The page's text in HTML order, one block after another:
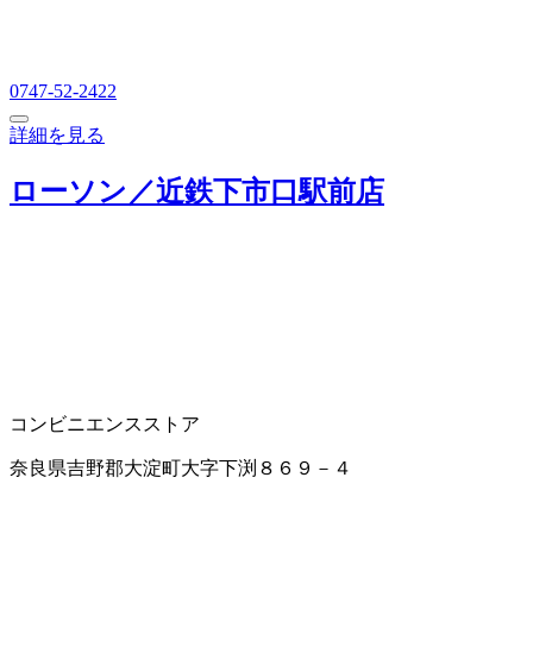
0747-52-2422
詳細を見る
ローソン／近鉄下市口駅前店
コンビニエンスストア
奈良県吉野郡大淀町大字下渕８６９－４